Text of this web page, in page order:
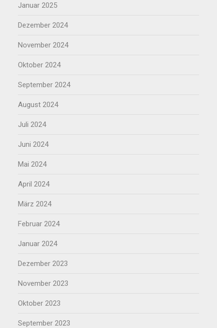
Januar 2025
Dezember 2024
November 2024
Oktober 2024
September 2024
August 2024
Juli 2024
Juni 2024
Mai 2024
April 2024
März 2024
Februar 2024
Januar 2024
Dezember 2023
November 2023
Oktober 2023
September 2023